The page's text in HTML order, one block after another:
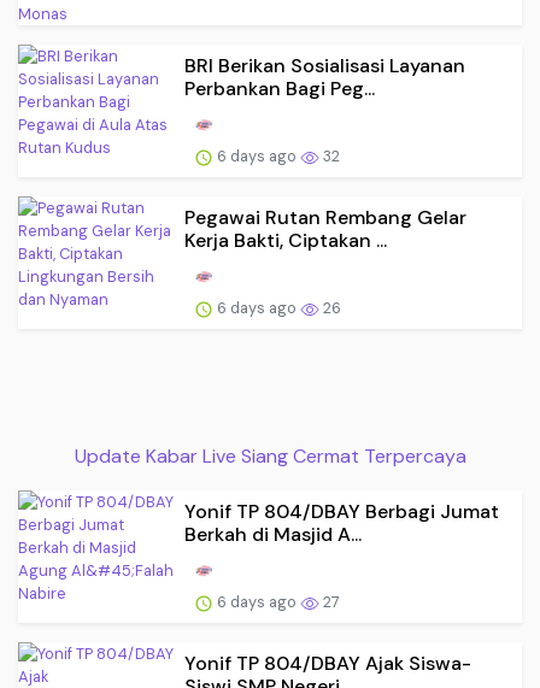
BRI Berikan Sosialisasi Layanan
Perbankan Bagi Peg...
6 days ago 32
Pegawai Rutan Rembang Gelar
Kerja Bakti, Ciptakan ...
6 days ago 26
Update Kabar Live Siang Cermat Terpercaya
Yonif TP 804/DBAY Berbagi Jumat
Berkah di Masjid A...
6 days ago 27
Yonif TP 804/DBAY Ajak Siswa-